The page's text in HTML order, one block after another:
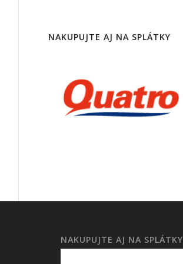
NAKUPUJTE AJ NA SPLÁTKY
NAKUPUJTE AJ NA SPLÁTKY